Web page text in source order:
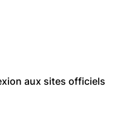
aux sites officiels